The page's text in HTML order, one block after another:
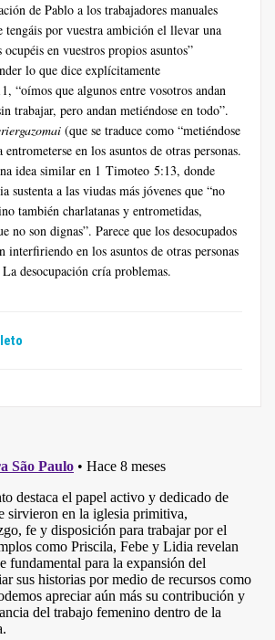
de Pablo a los trabajadores manuales
tengáis por vuestra ambición el llevar una
en vuestros propios asuntos”
lo que dice explícitamente
“oímos que algunos entre vosotros andan
trabajar, pero andan metiéndose en todo”.
(que se traduce como “metiéndose
en los asuntos de otras personas.
idea similar en 1 Timoteo 5:13, donde
sustenta a las viudas más jóvenes que “no
también charlatanas y entrometidas,
no son dignas”. Parece que los desocupados
interfiriendo en los asuntos de otras personas
desocupación cría problemas.